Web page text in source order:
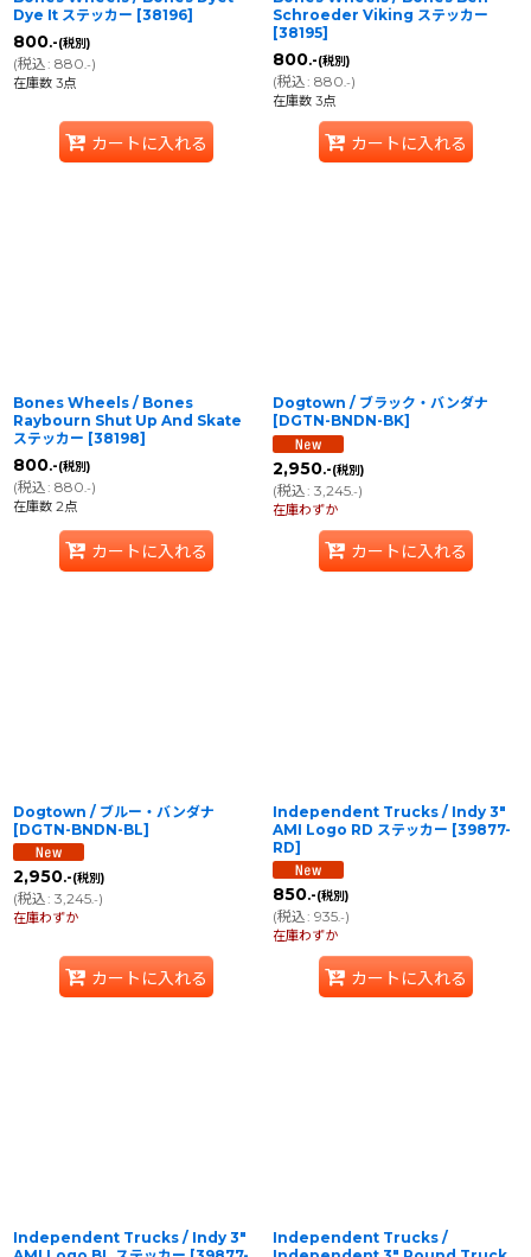
Dye It ステッカー [38196]
800.-(税別)
(税込: 880.-)
在庫数 3点
カートに入れる
Schroeder Viking ステッカー
[38195]
800.-(税別)
(税込: 880.-)
在庫数 3点
カートに入れる
Bones Wheels / Bones
Raybourn Shut Up And Skate
ステッカー [38198]
800.-(税別)
(税込: 880.-)
在庫数 2点
カートに入れる
Dogtown / ブラック・バンダナ
[DGTN-BNDN-BK]
2,950.-(税別)
(税込: 3,245.-)
在庫わずか
カートに入れる
Dogtown / ブルー・バンダナ
[DGTN-BNDN-BL]
2,950.-(税別)
(税込: 3,245.-)
在庫わずか
カートに入れる
Independent Trucks / Indy 3"
AMI Logo RD ステッカー [39877-
RD]
850.-(税別)
(税込: 935.-)
在庫わずか
カートに入れる
Independent Trucks / Indy 3"
Independent Trucks /